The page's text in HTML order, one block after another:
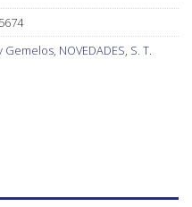
Gemelos, NOVEDADES, S. T.